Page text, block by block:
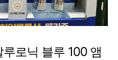
로닉 블루 100 앰